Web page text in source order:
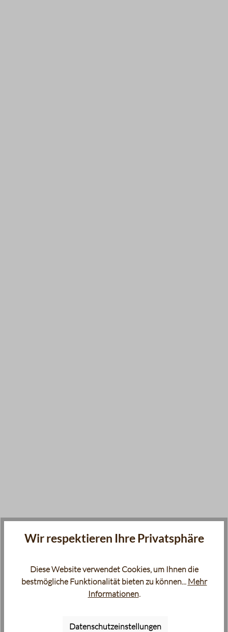
Wir respektieren Ihre Privatsphäre
Diese Website verwendet Cookies, um Ihnen die
bestmögliche Funktionalität bieten zu können... Mehr
Informationen.
Datenschutzeinstellungen